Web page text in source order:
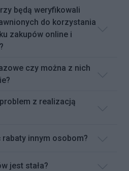
będą weryfikowali
do korzystania
zakupów online i
czy można z nich
z realizacją
innym osobom?
jest stała?